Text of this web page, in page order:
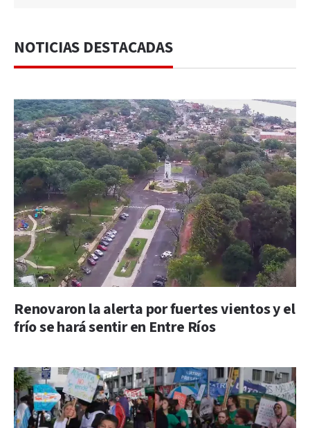
NOTICIAS DESTACADAS
Renovaron la alerta por fuertes vientos y el
frío se hará sentir en Entre Ríos